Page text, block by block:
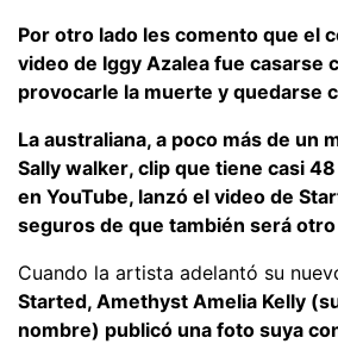
Por otro lado les comento que el
video de Iggy Azalea fue casarse
provocarle la muerte y quedarse
La australiana, a poco más de un
Sally walker, clip que tiene casi
en YouTube, lanzó el video de
seguros de que también será
Cuando la artista adelantó su
Started, Amethyst Amelia Kelly
nombre) publicó una foto suya